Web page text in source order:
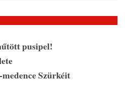
pusipel!
Szürkéit